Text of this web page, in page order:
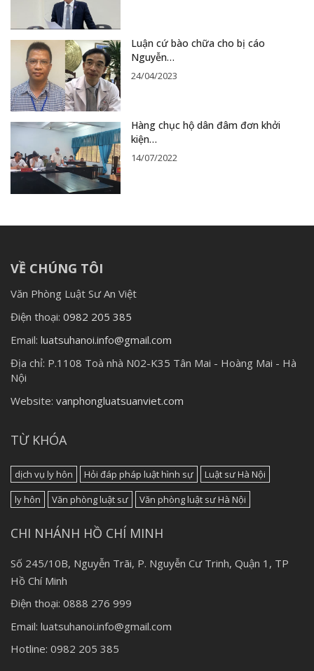
Luận cứ bào chữa cho bị cáo
Nguyễn…
24/04/2023
Hàng chục hộ dân đâm đơn khởi
kiện…
14/07/2022
VỀ CHÚNG TÔI
Văn Phòng Luật Sư An Việt
Điện thoại: 0982 205 385
Email: luatsuhanoi.info@gmail.com
Địa chỉ: P.1108 Toà nhà N02-K35 Tân Mai - Hoàng Mai - Hà
Nội
Website: vanphongluatsuanviet.com
TỪ KHÓA
dịch vụ ly hôn Hỏi đáp pháp luật hình sự
Luật sư Hà Nội
ly hôn
Văn phòng luật sư Văn phòng luật sư Hà Nội
CHI NHÁNH HỒ CHÍ MINH
Số 245/10B, Nguyễn Trãi, P. Nguyễn Cư Trinh, Quận 1, TP
Hồ Chí Minh
Điện thoại: 0888 276 999
Email: luatsuhanoi.info@gmail.com
Hotline: 0982 205 385